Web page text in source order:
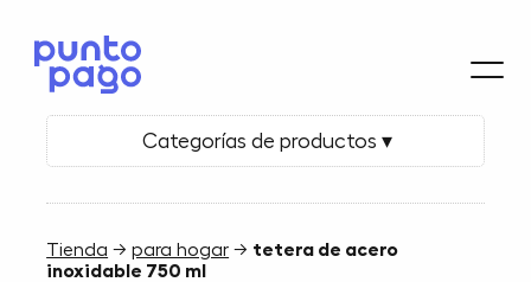
Categorías de productos ▾
Tienda →para hogar → tetera de acero
inoxidable 750 ml